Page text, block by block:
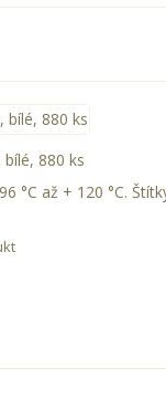
880 ks
°C až + 120 °C.